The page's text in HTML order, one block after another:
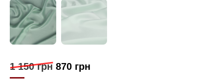
1 150грн 870 грн